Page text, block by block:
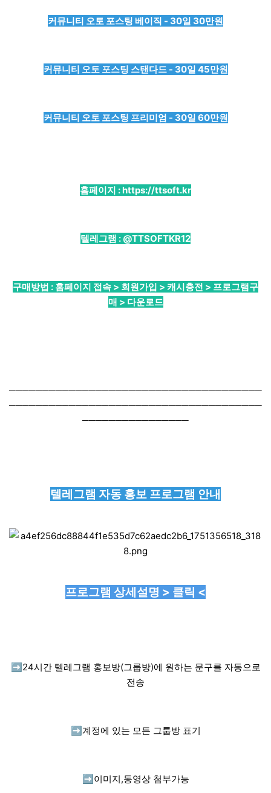
커뮤니티 오토 포스팅 베이직 - 30일 30만원
커뮤니티 오토 포스팅 스탠다드 - 30일 45만원
커뮤니티 오토 포스팅 프리미엄 - 30일 60만원
홈페이지 :https://ttsoft.kr
텔레그램 : @TTSOFTKR12
구매방법 : 홈페이지 접속 > 회원가입 > 캐시충전 > 프로그램구
매 > 다운로드
──────────────────────────────────────
──────────────────────────────────────
────────────────
텔레그램 자동 홍보 프로그램 안내
프로그램 상세설명 > 클릭 <
➡️ 24시간 텔레그램 홍보방(그룹방)에 원하는 문구를 자동으로
전송
➡️ 계정에 있는 모든 그룹방 표기
➡️ 이미지,동영상 첨부가능